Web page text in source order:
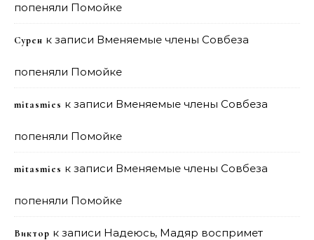
попеняли Помойке
Сурен к записи Вменяемые члены Совбеза
попеняли Помойке
mitasmies к записи Вменяемые члены Совбеза
попеняли Помойке
mitasmies к записи Вменяемые члены Совбеза
попеняли Помойке
Виктор к записи Надеюсь, Мадяр воспримет